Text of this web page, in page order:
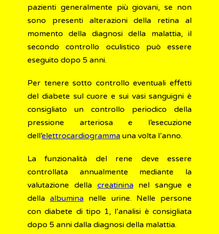
pazienti generalmente più giovani, se non
sono presenti alterazioni della retina al
momento della diagnosi della malattia, il
secondo controllo oculistico può essere
eseguito dopo 5 anni.
Per tenere sotto controllo eventuali effetti
del diabete sul cuore e sui vasi sanguigni è
consigliato un controllo periodico della
pressione arteriosa e l’esecuzione
dell’elettrocardiogramma una volta l’anno.
La funzionalità del rene deve essere
controllata annualmente mediante la
valutazione della creatininanel sangue e
dellaalbumina nelle urine. Nelle persone
con diabete di tipo 1, l’analisi è consigliata
dopo 5 anni dalla diagnosi della malattia.